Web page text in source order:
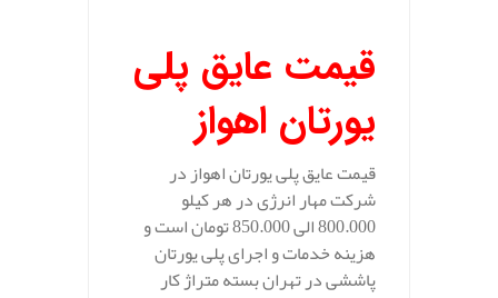
قیمت عایق پلی
یورتان اهواز
قیمت عایق پلی یورتان اهواز در
شرکت مهار انرژی در هر کیلو
800.000 الی 850.000 تومان است و
هزینه خدمات و اجرای پلی یورتان
پاششی در تهران بسته متراژ کار